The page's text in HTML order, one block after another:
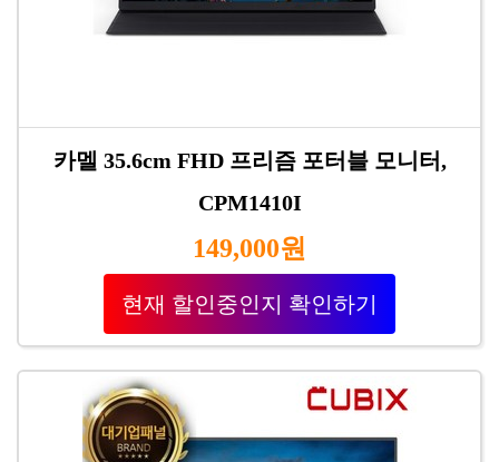
카멜 35.6cm FHD 프리즘 포터블 모니터,
CPM1410I
149,000원
현재 할인중인지 확인하기